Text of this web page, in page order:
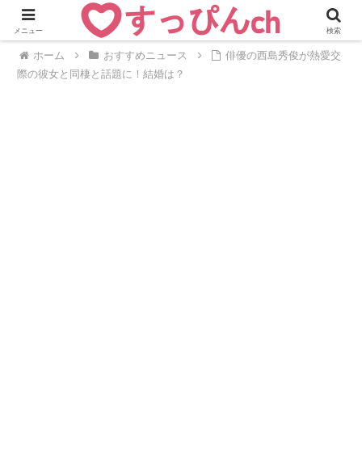
ホーム おすすめニュース
俳優の西島秀俊が熱愛交
際の彼女と同棲と話題に！結婚は？
メニュー 検索